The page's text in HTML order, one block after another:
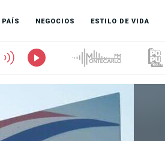
PAÍS NEGOCIOS ESTILO DE VIDA